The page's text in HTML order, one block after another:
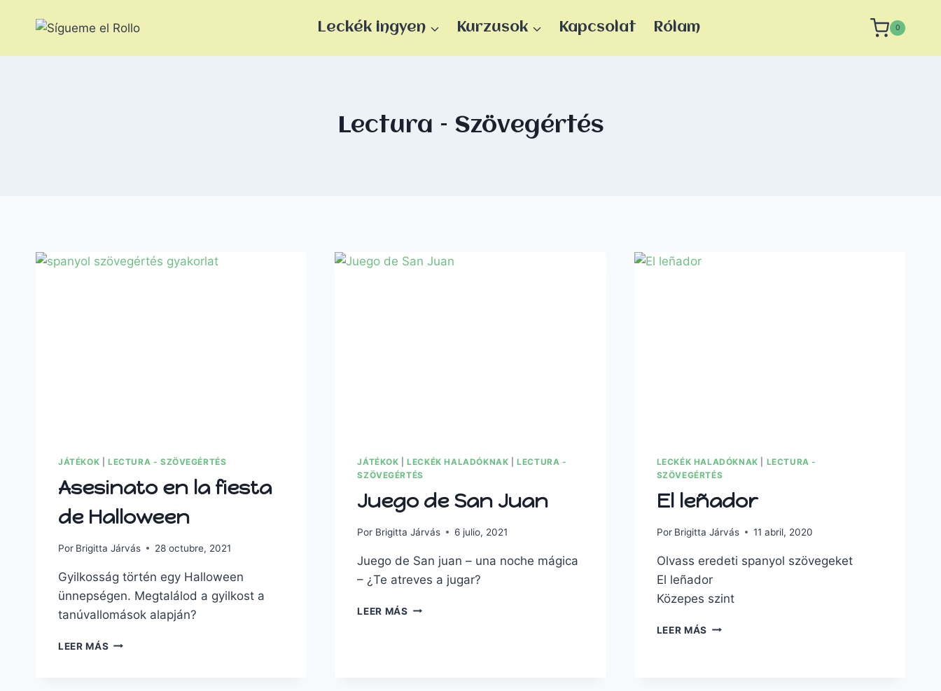
Leckék ingyen Kurzusok Kapcsolat Rólam 0
Lectura – Szövegértés
JÁTÉKOK LECTURA - SZÖVEGÉRTÉS
Asesinato en la fiesta
de Halloween
Por Brigitta Járvás 28 octubre, 2021
Gyilkosság történ egy Halloween
ünnepségen. Megtalálod a gyilkost a
tanúvallomások alapján?
LEER MÁS
JÁTÉKOK |LECKÉK HALADÓKNAK |LECTURA -
SZÖVEGÉRTÉS
Juego de San Juan
Por Brigitta Járvás 6 julio, 2021
Juego de San juan – una noche mágica
– ¿Te atreves a jugar?
LEER MÁS
LECKÉK HALADÓKNAK
LECTURA -
SZÖVEGÉRTÉS
El leñador
Por Brigitta Járvás 11 abril, 2020
Olvass eredeti spanyol szövegeket
El leñador
Közepes szint
LEER MÁS